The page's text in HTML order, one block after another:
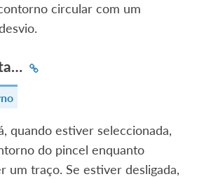
circular com um
quando estiver seleccionada,
do pincel enquanto
um traço. Se estiver desligada,